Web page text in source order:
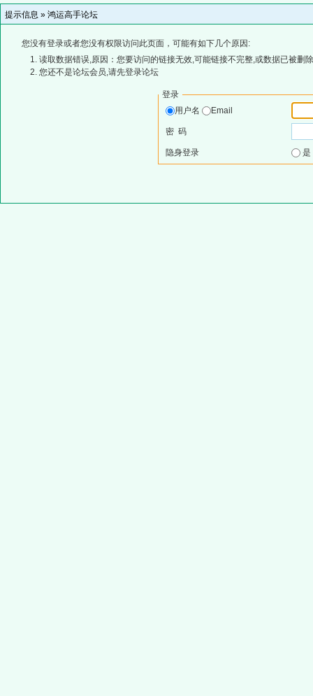
提示信息 » 鸿运高手论坛
您没有登录或者您没有权限访问此页面，可能有如下几个原因:
读取数据错误,原因：您要访问的链接无效,可能链接不完整,或数据已被删
您还不是论坛会员,请先登录论坛
登录
用户名
Email
密 码
隐身登录